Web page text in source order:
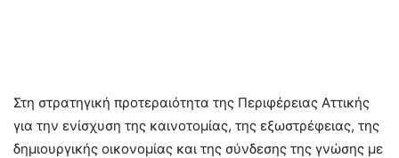
Στη στρατηγική προτεραιότητα της Περιφέρειας Αττικής
για την ενίσχυση της καινοτομίας, της εξωστρέφειας, της
δημιουργικής οικονομίας και της σύνδεσης της γνώσης με